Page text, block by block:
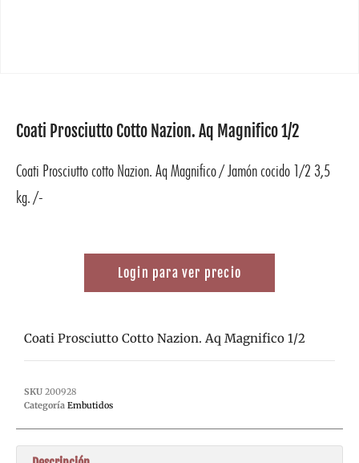
Coati Prosciutto Cotto Nazion. Aq Magnifico 1/2
Coati Prosciutto cotto Nazion. Aq Magnifico / Jamón cocido 1/2 3,5
kg. /-
Login para ver precio
Coati Prosciutto Cotto Nazion. Aq Magnifico 1/2
SKU 200928
Categoría Embutidos